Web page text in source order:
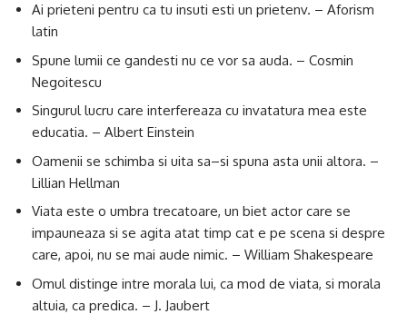
Ai prieteni pentru ca tu insuti esti un prietenv. – Aforism
latin
Spune lumii ce gandesti nu ce vor sa auda. – Cosmin
Negoitescu
Singurul lucru care interfereaza cu invatatura mea este
educatia. – Albert Einstein
Oamenii se schimba si uita sa–si spuna asta unii altora. –
Lillian Hellman
Viata este o umbra trecatoare, un biet actor care se
impauneaza si se agita atat timp cat e pe scena si despre
care, apoi, nu se mai aude nimic. – William Shakespeare
Omul distinge intre morala lui, ca mod de viata, si morala
altuia, ca predica. – J. Jaubert